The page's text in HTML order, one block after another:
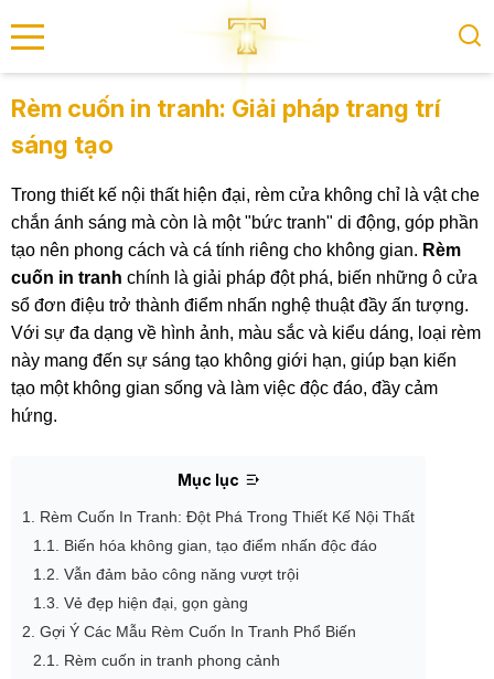
menu
Rèm cuốn in tranh: Giải pháp trang trí
sáng tạo
Trong thiết kế nội thất hiện đại, rèm cửa không chỉ là vật che
chắn ánh sáng mà còn là một "bức tranh" di động, góp phần
tạo nên phong cách và cá tính riêng cho không gian. Rèm
cuốn in tranh chính là giải pháp đột phá, biến những ô cửa
sổ đơn điệu trở thành điểm nhấn nghệ thuật đầy ấn tượng.
Với sự đa dạng về hình ảnh, màu sắc và kiểu dáng, loại rèm
này mang đến sự sáng tạo không giới hạn, giúp bạn kiến
tạo một không gian sống và làm việc độc đáo, đầy cảm
hứng.
Mục lục
1. Rèm Cuốn In Tranh: Đột Phá Trong Thiết Kế Nội Thất
1.1. Biến hóa không gian, tạo điểm nhấn độc đáo
1.2. Vẫn đảm bảo công năng vượt trội
1.3. Vẻ đẹp hiện đại, gọn gàng
2. Gợi Ý Các Mẫu Rèm Cuốn In Tranh Phổ Biến
2.1. Rèm cuốn in tranh phong cảnh